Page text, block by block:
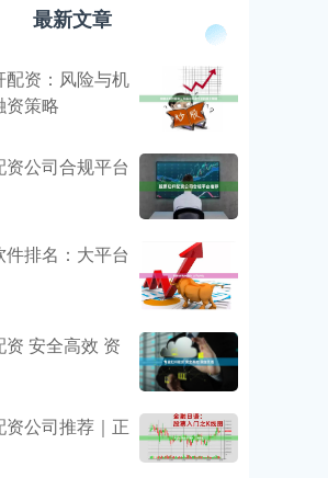
最新文章
配资：风险与机
资策略
资公司合规平台
件排名：大平台
安全高效 资
公司推荐｜正